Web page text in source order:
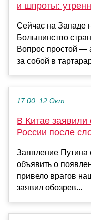
и шпроты:
Сейчас на Западе
Большинство
Вопрос простой —
за собой в
17:00, 12 Окт
В Китае заявили
России после
Заявление Путина
объявить о
привело врагов
заявил обозрев...